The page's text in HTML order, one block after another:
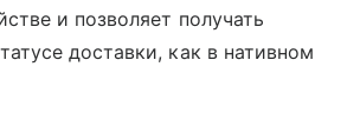
и позволяет получать
доставки, как в нативном